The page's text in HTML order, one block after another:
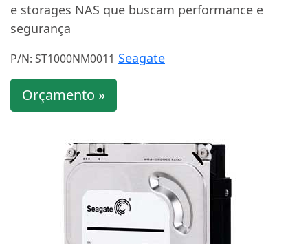
e storages NAS que buscam performance e
segurança
P/N: ST1000NM0011 Seagate
Orçamento »